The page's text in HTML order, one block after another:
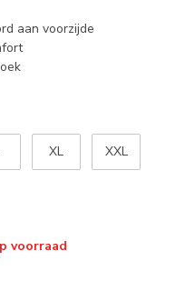
aan voorzijde
XL XXL
voorraad